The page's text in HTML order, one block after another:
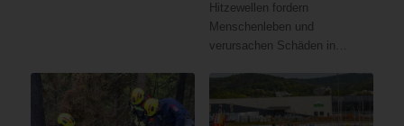
Hitzewellen fordern
Menschenleben und
verursachen Schäden in…